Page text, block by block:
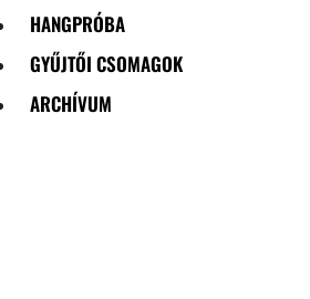
HANGPRÓBA
GYŰJTŐI CSOMAGOK
ARCHÍVUM